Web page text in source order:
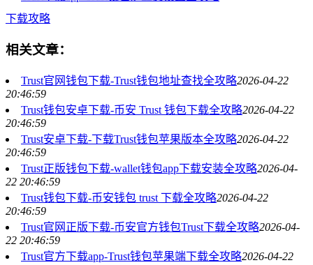
下载攻略
相关文章：
Trust官网钱包下载-Trust钱包地址查找全攻略2026-04-22
20:46:59
Trust钱包安卓下载-币安 Trust 钱包下载全攻略2026-04-22
20:46:59
Trust安卓下载-下载Trust钱包苹果版本全攻略2026-04-22
20:46:59
Trust正版钱包下载-wallet钱包app下载安装全攻略2026-04-
22 20:46:59
Trust钱包下载-币安钱包 trust 下载全攻略2026-04-22
20:46:59
Trust官网正版下载-币安官方钱包Trust下载全攻略2026-04-
22 20:46:59
Trust官方下载app-Trust钱包苹果端下载全攻略2026-04-22